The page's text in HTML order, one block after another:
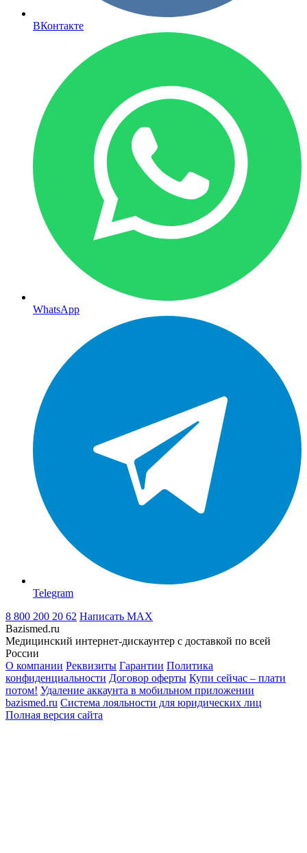
ВКонтакте
WhatsApp
Telegram
8 800 200 20 62 Написать MAX
Bazismed.ru
Медицинский интернет-дискаунтер с доставкой по всей
России
О компании Реквизиты Гарантии Политика
конфиденциальности Договор оферты Купи сейчас – плати
потом! Удаление аккаунта в мобильном приложении
bazismed.ru Система лояльности для юридических лиц
Полная версия сайта